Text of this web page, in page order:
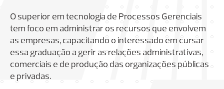
O superior em tecnologia de Processos Gerenciais
tem foco em administrar os recursos que envolvem
as empresas, capacitando o interessado em cursar
essa graduação a gerir as relações administrativas,
comerciais e de produção das organizações públicas
e privadas.